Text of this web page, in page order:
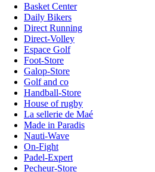
Basket Center
Daily Bikers
Direct Running
Direct-Volley
Espace Golf
Foot-Store
Galop-Store
Golf and co
Handball-Store
House of rugby
La sellerie de Maé
Made in Paradis
Nauti-Wave
On-Fight
Padel-Expert
Pecheur-Store